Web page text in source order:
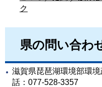
ク
県の問い合わ
滋賀県琵琶湖環境部環
話：077-528-3357